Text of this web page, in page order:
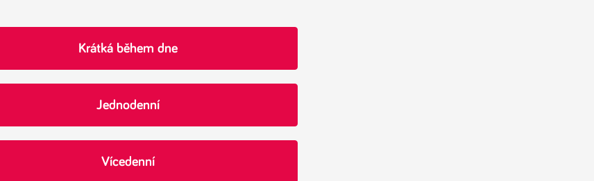
Krátká během dne
Jednodenní
Vícedenní